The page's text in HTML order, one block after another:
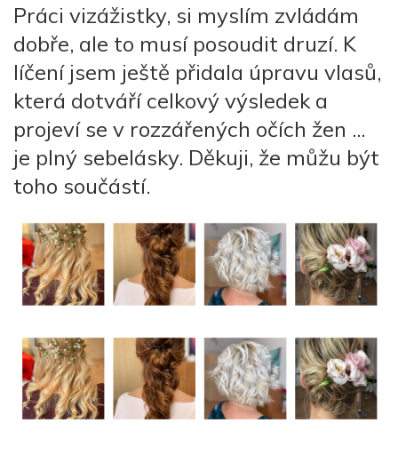
Práci vizážistky, si myslím zvládám
dobře, ale to musí posoudit druzí. K
líčení jsem ještě přidala úpravu vlasů,
která dotváří celkový výsledek a
projeví se v rozzářených očích žen ...
je plný sebelásky. Děkuji, že můžu být
toho součástí.